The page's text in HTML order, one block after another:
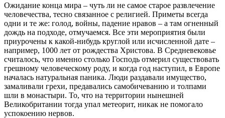
Ожидание конца мира – чуть ли не самое старое развлечение
человечества, тесно связанное с религией. Приметы всегда
одни и те же: голод, войны, падение нравов – а там огненный
дождь на подходе, отмучаемся. Все эти мероприятия были
приурочены к какой-нибудь круглой или исчисленной дате –
например, 1000 лет от рождества Христова. В Средневековье
считалось, что именно столько Господь отмерил существовать
грешному человеческому роду, и когда год наступил, в Европе
началась натуральная паника. Люди раздавали имущество,
замаливали грехи, предавались самобичеванию и толпами
шли в монастыри. То, что на территории нынешней
Великобритании тогда упал метеорит, никак не помогало
успокоению нервов.